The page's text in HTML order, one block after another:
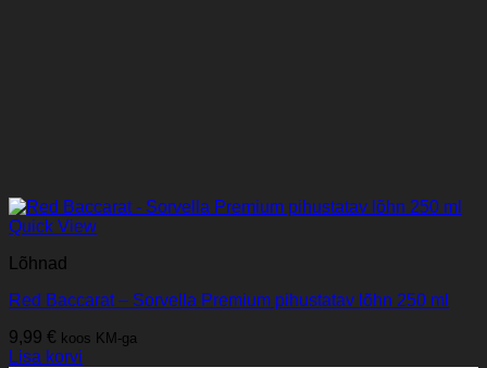
Quick View
Lõhnad
Red Baccarat – Sorvella Premium pihustatav lõhn 250 ml
9,99 € koos KM-ga
Lisa korvi